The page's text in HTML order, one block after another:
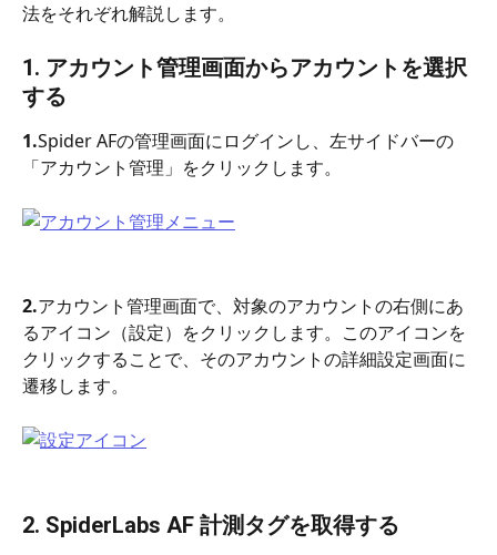
法をそれぞれ解説します。
1. アカウント管理画面からアカウントを選択
する
1.Spider AFの管理画面にログインし、左サイドバーの
「アカウント管理」をクリックします。
2.アカウント管理画面で、対象のアカウントの右側にあ
るアイコン（設定）をクリックします。このアイコンを
クリックすることで、そのアカウントの詳細設定画面に
遷移します。
2. SpiderLabs AF 計測タグを取得する